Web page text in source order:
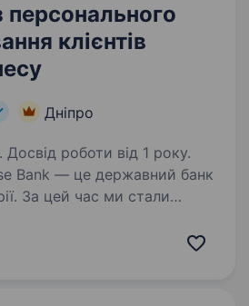
персонального
клієнтів
Дніпро
Досвід роботи від 1 року.
За цей час ми стали
присвячений місії —